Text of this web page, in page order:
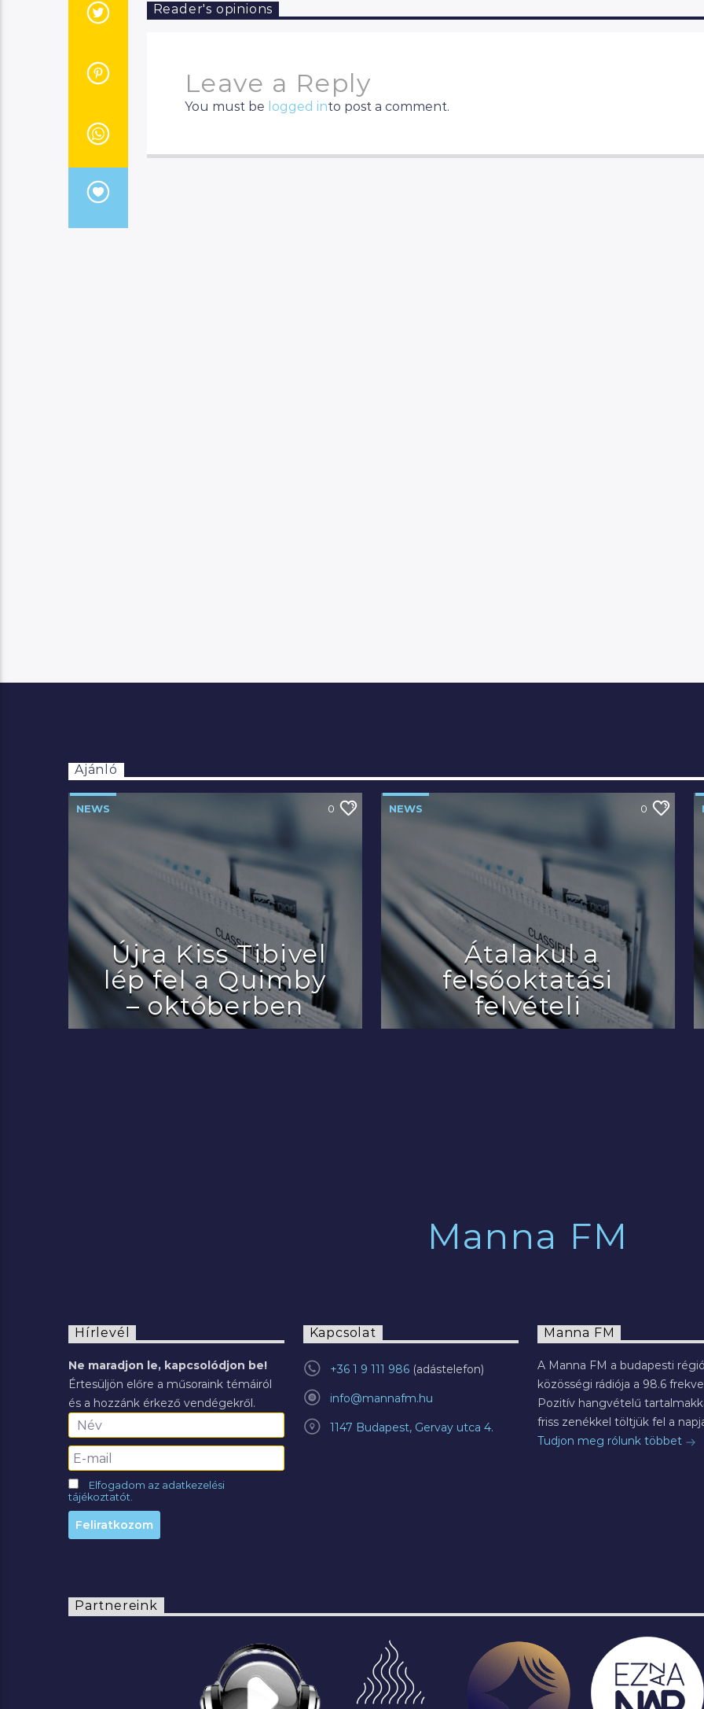
Reader's opinions
Leave a Reply
You must be logged into post a comment.
Ajánló
NEWS 0
Újra Kiss Tibivel
lép fel a Quimby
– októberben
NEWS 0
Átalakul a
felsőoktatási
felvételi
Manna FM
Hírlevél
Ne maradjon le, kapcsolódjon be!
Értesüljön előre a műsoraink témáiról
és a hozzánk érkező vendégekről.
Elfogadom az adatkezelési
tájékoztatót.
Kapcsolat
+36 1 9 111 986
info@mannafm.hu
1147 Budapest, Gervay utca 4.
Manna FM
A Manna FM a budapesti
közösségi rádiója a 98.6
Pozitív hangvételű
friss zenékkel töltjük fel a
Tudjon meg rólunk többet
Partnereink